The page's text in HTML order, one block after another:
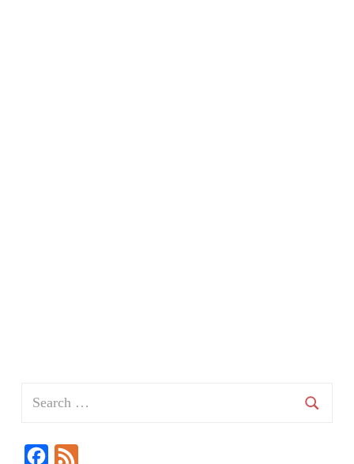
Search